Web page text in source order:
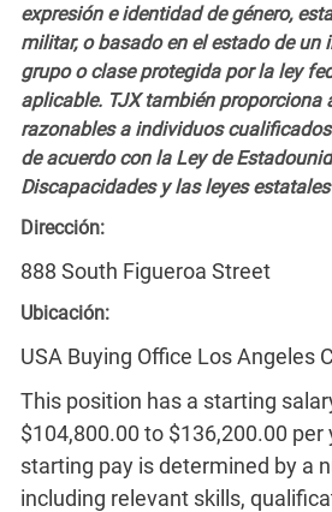
expresión e identidad de género,
militar, o basado en el estado de un
grupo o clase protegida por la ley
aplicable. TJX también proporciona
razonables a individuos
de acuerdo con la Ley de
Discapacidades y las leyes
Dirección:
888 South Figueroa Street
Ubicación:
USA Buying Office Los Angeles
This position has a starting
$104,800.00 to $136,200.00 per
starting pay is determined by a
including relevant skills,